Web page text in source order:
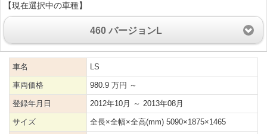
【現在選択中の車種】
460 バージョンL
車名 LS
車両価格 980.9 万円 ～
登録年月日 2012年10月 ～ 2013年08月
サイズ 全長×全幅×全高(mm) 5090×1875×1465